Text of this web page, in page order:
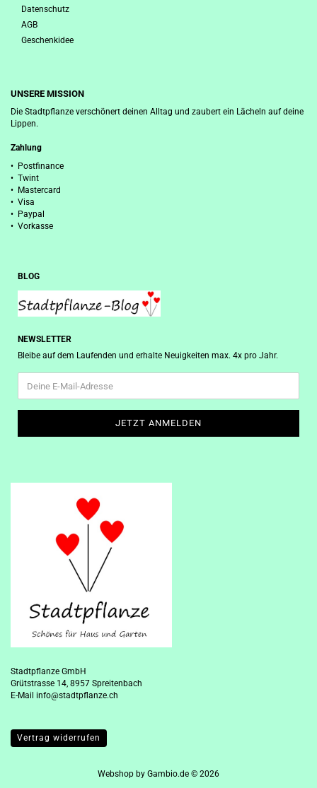
Datenschutz
AGB
Geschenkidee
UNSERE MISSION
Die Stadtpflanze verschönert deinen Alltag und zaubert ein Lächeln auf deine
Lippen.
Zahlung
• Postfinance
• Twint
• Mastercard
• Visa
• Paypal
• Vorkasse
BLOG
NEWSLETTER
Bleibe auf dem Laufenden und erhalte Neuigkeiten max. 4x pro Jahr.
Stadtpflanze GmbH
Grütstrasse 14, 8957 Spreitenbach
E-Mail info@stadtpflanze.ch
Vertrag widerrufen
Webshop by Gambio.de © 2026